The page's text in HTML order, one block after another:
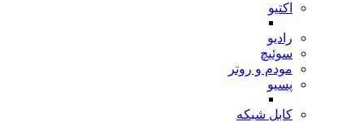
اکتیو
رادیو
سوئیچ
مودم و روتر
پسیو
کابل شبکه